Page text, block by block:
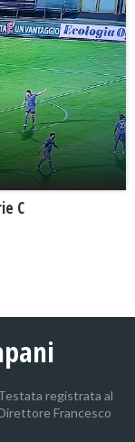
C
registrata al
Francesco